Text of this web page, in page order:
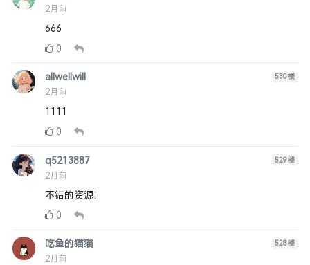
2月前
666
0
allwellwill
2月前
530楼
1111
0
q5213887
2月前
529楼
不错的资源！
0
吃鱼的猫猫
2月前
528楼